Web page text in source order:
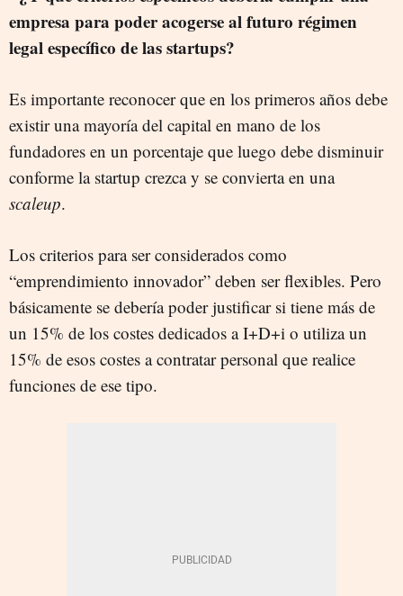
empresa para poder acogerse al futuro régimen
legal específico de las startups?
Es importante reconocer que en los primeros años debe
existir una mayoría del capital en mano de los
fundadores en un porcentaje que luego debe disminuir
conforme la startup crezca y se convierta en una
scaleup.
Los criterios para ser considerados como
“emprendimiento innovador” deben ser flexibles. Pero
básicamente se debería poder justificar si tiene más de
un 15% de los costes dedicados a I+D+i o utiliza un
15% de esos costes a contratar personal que realice
funciones de ese tipo.